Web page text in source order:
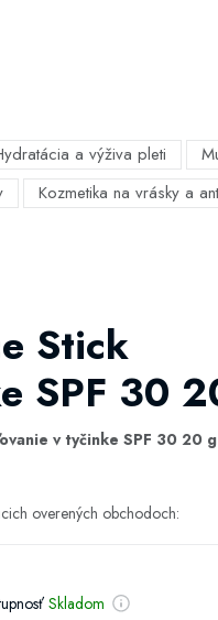
a výživa pleti
Kozmetika na vrásky a
Stick
SPF 30
v tyčinke SPF 30 20 g
overených obchodoch:
Skladom